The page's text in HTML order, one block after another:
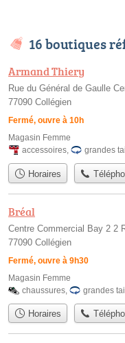
16 boutiques
Armand Thiery
Rue du Général de Gaulle
77090 Collégien
Fermé, ouvre à 10h
Magasin Femme
accessoires, grandes
Horaires
Bréal
Centre Commercial Bay 2 2
77090 Collégien
Fermé, ouvre à 9h30
Magasin Femme
chaussures
grandes
Horaires